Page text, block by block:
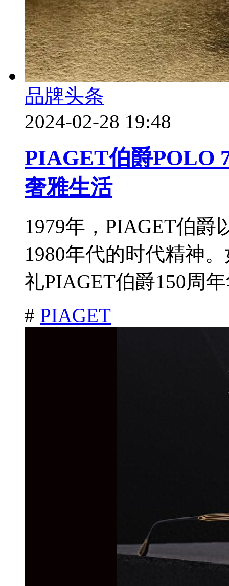
品牌头条
2024-02-28 19:48
PIAGET伯爵POLO
奢雅生活
1979年，PIAGET伯
1980年代的时代精神
礼PIAGET伯爵150周
# PIAGET